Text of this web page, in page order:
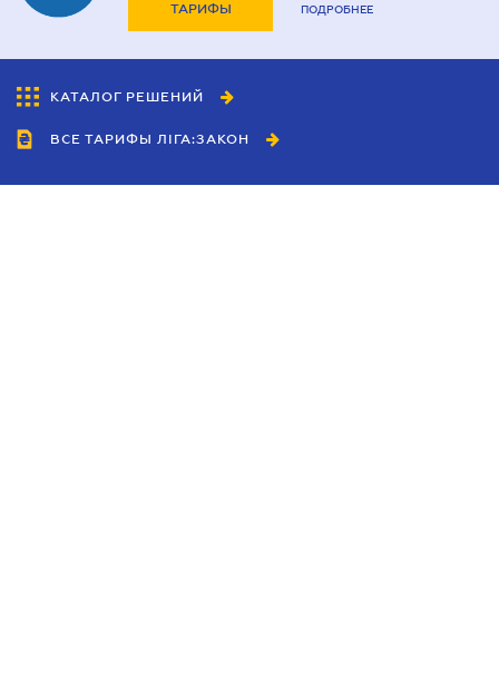
ТАРИФЫ ПОДРОБНЕЕ
КАТАЛОГ РЕШЕНИЙ
ВСЕ ТАРИФЫ ЛІГА:ЗАКОН